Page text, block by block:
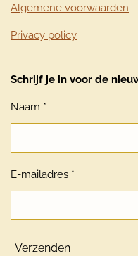
Algemene voorwaarden
Privacy policy
Schrijf je in voor de
Naam *
E-mailadres *
Verzenden